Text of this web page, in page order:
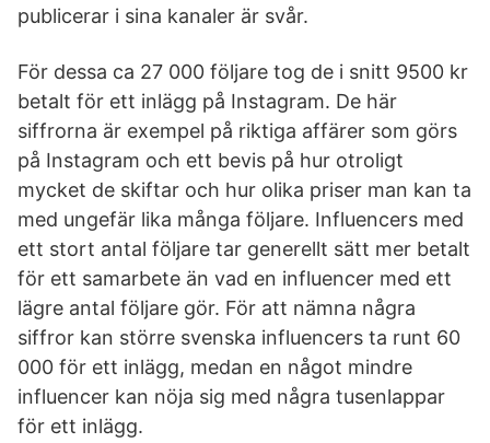
publicerar i sina kanaler är svår.
För dessa ca 27 000 följare tog de i snitt 9500 kr
betalt för ett inlägg på Instagram. De här
siffrorna är exempel på riktiga affärer som görs
på Instagram och ett bevis på hur otroligt
mycket de skiftar och hur olika priser man kan ta
med ungefär lika många följare. Influencers med
ett stort antal följare tar generellt sätt mer betalt
för ett samarbete än vad en influencer med ett
lägre antal följare gör. För att nämna några
siffror kan större svenska influencers ta runt 60
000 för ett inlägg, medan en något mindre
influencer kan nöja sig med några tusenlappar
för ett inlägg.